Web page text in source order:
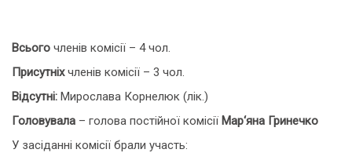
Всього членів комісії – 4 чол.
Присутніхчленів комісії – 3 чол.
Відсутні: Мирослава Корнелюк (лік.)
Головувала – голова постійної комісії Мар‘яна Гринечко
У засіданні комісії брали участь: